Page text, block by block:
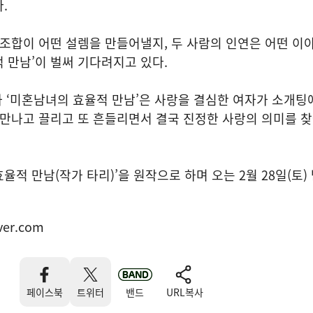
.
합이 어떤 설렘을 만들어낼지, 두 사람의 인연은 어떤 이
만남’이 벌써 기다려지고 있다.
미혼남녀의 효율적 만남’은 사랑을 결심한 여자가 소개팅
나고 끌리고 또 흔들리면서 결국 진정한 사랑의 의미를
적 만남(작가 타리)’을 원작으로 하며 오는 2월 28일(토)
페이스북 트위터 밴드 URL복사